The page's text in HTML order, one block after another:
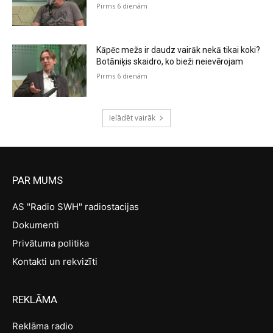
Pirms 6 dienām
Kāpēc mežs ir daudz vairāk nekā tikai koki?
Botāniķis skaidro, ko bieži neievērojam
Pirms 6 dienām
Ielādēt vairāk
PAR MUMS
AS "Radio SWH" radiostacijas
Dokumenti
Privātuma politika
Kontakti un rekvizīti
REKLĀMA
Reklāma radio